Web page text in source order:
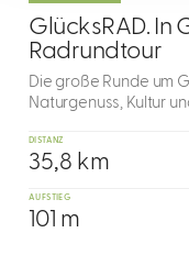
3
GlücksRAD. In
Radrundtour
Die große Runde um
Naturgenuss, Kultur
DISTANZ
35,8 km
AUFSTIEG
101 m